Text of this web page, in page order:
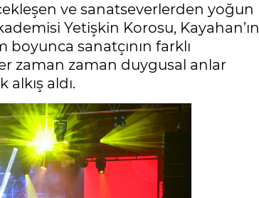
ve sanatseverlerden yoğun
Yetişkin Korosu, Kayahan’ın
boyunca sanatçının farklı
zaman zaman duygusal anlar
aldı.